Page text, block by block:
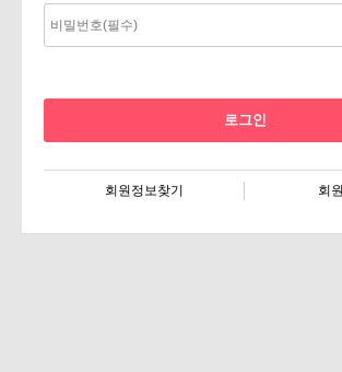
회원정보찾기 회